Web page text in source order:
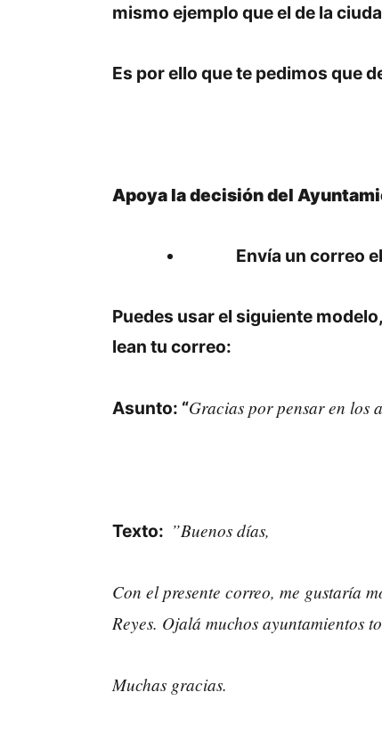
mismo ejemplo que el de la
Es por ello que te pedimos que
Apoya la decisión del
Envía un correo
Puedes usar el siguiente
lean tu correo:
Asunto: “Gracias por pensar en los
Texto: ”Buenos días,
Con el presente correo, me gustaría
Reyes. Ojalá muchos ayuntamientos
Muchas gracias.